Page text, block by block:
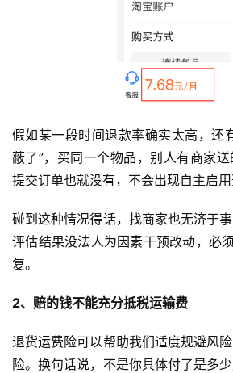
假如某一段时间退款率确实太高，还
蔽了”，买同一个物品，别人有商家
提交订单也就没有，不会出现自主启用
碰到这种情况得话，找商家也无济于
评估结果没法人为因素干预改动，必
复。
2、赔的钱不能充分抵税运输费
退货运费险可以帮助我们适度规避风
险。换句话说，不是你具体付了是多